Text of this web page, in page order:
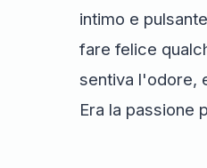
intimo e
fare felice
sentiva l'odore,
Era la passione